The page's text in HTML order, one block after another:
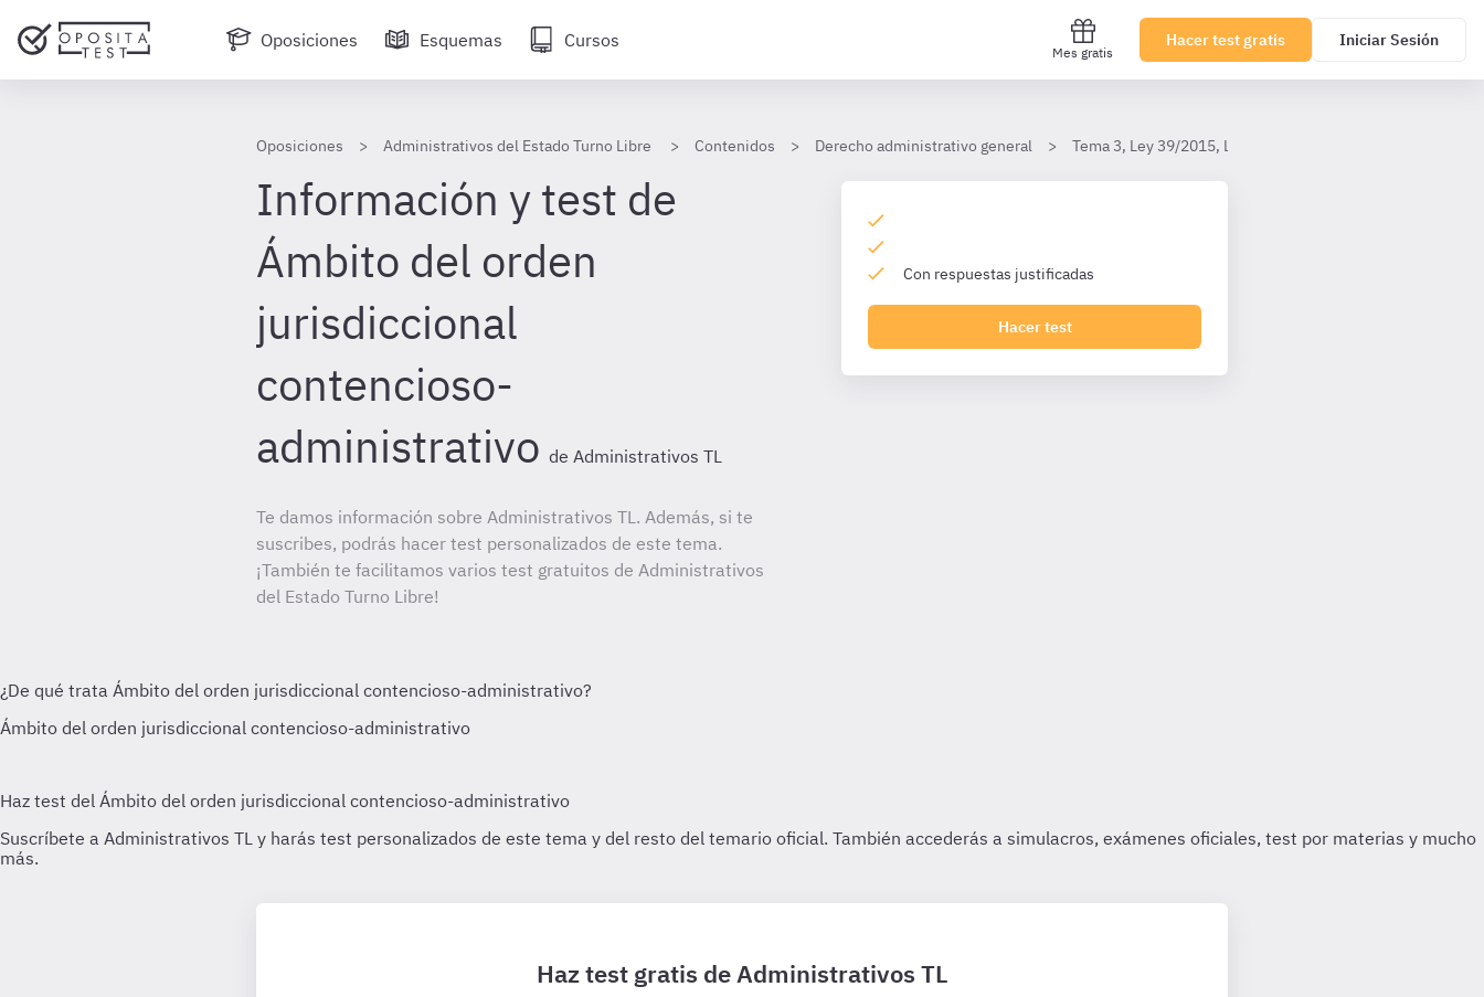
Oposiciones Esquemas Cursos
Mes gratis
Hacer test gratis Iniciar Sesión
Oposiciones Administrativos del Estado Turno Libre Contenidos Derecho administrativo general Tema 3, Ley 39/2015, Ley 40/2015 y jurisdicción
Información y test de
Ámbito del orden
jurisdiccional
contencioso-
administrativo de Administrativos TL
Te damos información sobre Administrativos TL. Además, si te
suscribes, podrás hacer test personalizados de este tema.
¡También te facilitamos varios test gratuitos de Administrativos
del Estado Turno Libre!
Con respuestas justificadas
Hacer test
Haz test gratis de Administrativos TL